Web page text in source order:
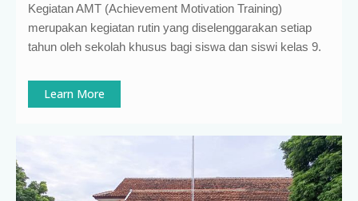
Kegiatan AMT (Achievement Motivation Training)
merupakan kegiatan rutin yang diselenggarakan setiap
tahun oleh sekolah khusus bagi siswa dan siswi kelas 9.
Learn More